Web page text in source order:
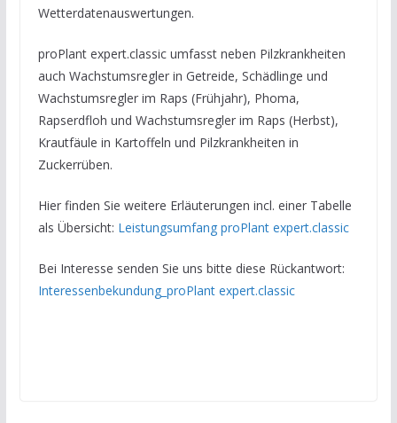
Wetterdatenauswertungen.
proPlant expert.classic umfasst neben Pilzkrankheiten
auch Wachstumsregler in Getreide, Schädlinge und
Wachstumsregler im Raps (Frühjahr), Phoma,
Rapserdfloh und Wachstumsregler im Raps (Herbst),
Krautfäule in Kartoffeln und Pilzkrankheiten in
Zuckerrüben.
Hier finden Sie weitere Erläuterungen incl. einer Tabelle
als Übersicht: Leistungsumfang proPlant expert.classic
Bei Interesse senden Sie uns bitte diese Rückantwort:
Interessenbekundung_proPlant expert.classic